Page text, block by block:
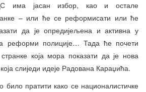
има јасан избор, као и остале
– или ће се реформисати или ће
да је опредијељена и активна у
реформи полиције… Тада ће почети
која мора показати да је нова
слиједи идеје Радована Караџића.
било пратити како се националистичке